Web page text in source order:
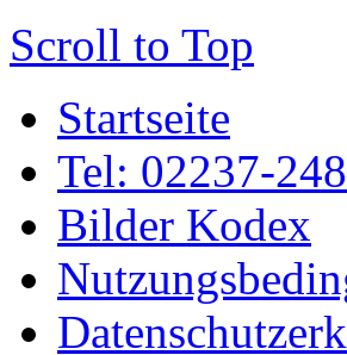
Scroll to Top
Startseite
Tel: 02237-
Bilder Kodex